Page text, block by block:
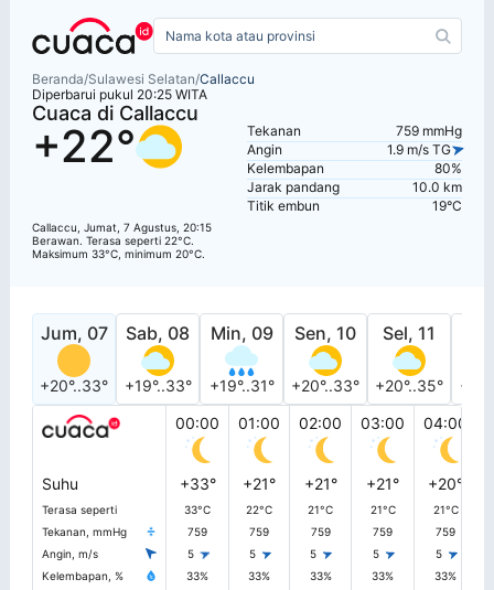
Beranda/Sulawesi Selatan/Callaccu
Diperbarui pukul 20:25 WITA
Cuaca di Callaccu
+22°
Callaccu, Jumat, 7 Agustus, 20:15
Berawan. Terasa seperti 22°C.
Maksimum 33°C, minimum 20°C.
Tekanan
759 mmHg
Angin
1.9 m/s TG
Kelembapan
80%
Jarak pandang
10.0 km
Titik embun
19°C
Jum, 07
+20°..33°
Sab, 08
+19°..33°
Min, 09
+19°..31°
Sen, 10
+20°..33°
Sel, 11
+20°..35°
00:00
01:00 02:00 03:00 04:00
Suhu +33° +21° +21° +21° +20°
Terasa seperti 33°C 22°C 21°C 21°C
21°C
Tekanan, mmHg
759 759 759 759
759
Angin, m/s
5 5 5 5
5
Kelembapan, %
33% 33% 33% 33%
33%